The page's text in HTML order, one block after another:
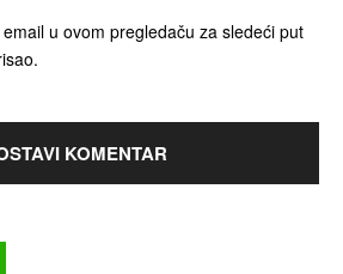
u ovom pregledaču za sledeći put